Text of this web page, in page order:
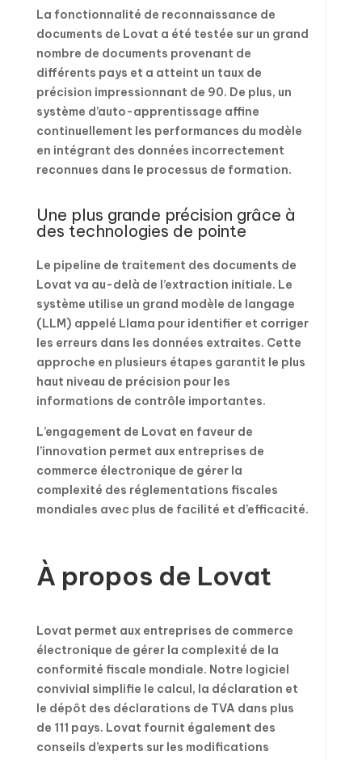
La fonctionnalité de reconnaissance de
documents de Lovat a été testée sur un grand
nombre de documents provenant de
différents pays et a atteint un taux de
précision impressionnant de 90. De plus, un
système d’auto-apprentissage affine
continuellement les performances du modèle
en intégrant des données incorrectement
reconnues dans le processus de formation.
Une plus grande précision grâce à
des technologies de pointe
Le pipeline de traitement des documents de
Lovat va au-delà de l’extraction initiale. Le
système utilise un grand modèle de langage
(LLM) appelé Llama pour identifier et corriger
les erreurs dans les données extraites. Cette
approche en plusieurs étapes garantit le plus
haut niveau de précision pour les
informations de contrôle importantes.
L’engagement de Lovat en faveur de
l’innovation permet aux entreprises de
commerce électronique de gérer la
complexité des réglementations fiscales
mondiales avec plus de facilité et d’efficacité.
À propos de Lovat
Lovat permet aux entreprises de commerce
électronique de gérer la complexité de la
conformité fiscale mondiale. Notre logiciel
convivial simplifie le calcul, la déclaration et
le dépôt des déclarations de TVA dans plus
de 111 pays. Lovat fournit également des
conseils d’experts sur les modifications